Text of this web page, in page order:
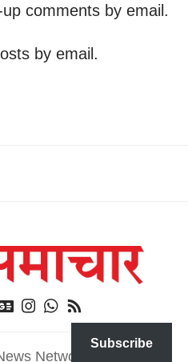
comments by email.
by email.
Network@2026
Subscribe